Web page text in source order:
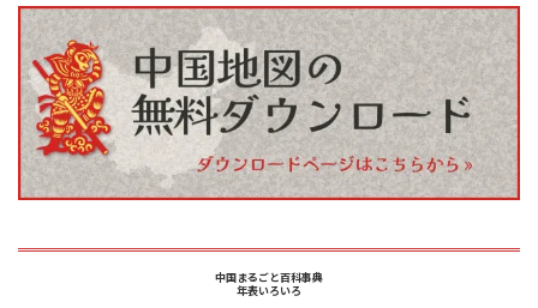
中国まるごと百科事典
年表いろいろ